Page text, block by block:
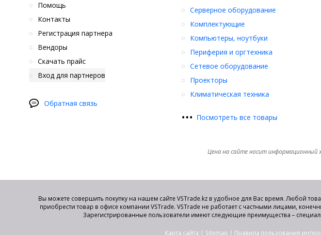
Помощь
Контакты
Регистрация партнера
Вендоры
Скачать прайс
Вход для партнеров
Обратная связь
Серверное оборудование
Комплектующие
Компьютеры, ноутбуки
Периферия и оргтехника
Сетевое оборудование
Проекторы
Климатическая техника
••• Посмотреть все товары
Цена на сайте носит информационный
Вы можете совершить покупку на нашем сайте VSTrade.kz в удобное для Вас время. Любой
приобрести товар в офисе компании VSTrade. VSTrade не работает с частными лицами,
Зарегистрированные пользователи имеют следующие преимущества –
Карта сайта | Sitemap | Правила пользования